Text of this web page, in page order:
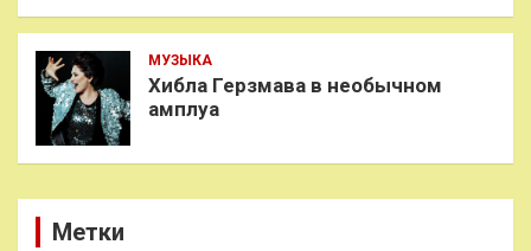
МУЗЫКА
Хибла Герзмава в необычном
амплуа
Метки